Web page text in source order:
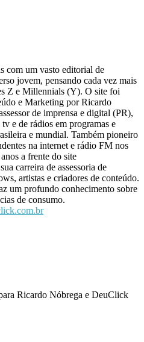
com um vasto editorial de
jovem, pensando cada vez mais
Z e Millennials (Y). O site foi
e Marketing por Ricardo
de imprensa e digital (PR),
e de rádios em programas e
e mundial. Também pioneiro
na internet e rádio FM nos
a frente do site
carreira de assessoria de
artistas e criadores de conteúdo.
um profundo conhecimento sobre
de consumo.
Ricardo Nóbrega e DeuClick